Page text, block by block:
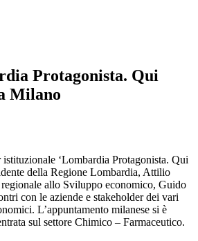
Protagonista. Qui
Milano
‘Lombardia Protagonista. Qui
della Regione Lombardia, Attilio
regionale allo Sviluppo economico, Guido
con le aziende e stakeholder dei vari
L’appuntamento milanese si è
sul settore Chimico – Farmaceutico.